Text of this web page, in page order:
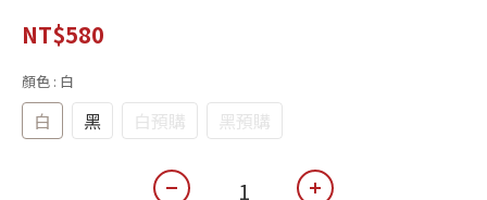
NT$580
顏色 : 白
白 黑 白預購 黑預購